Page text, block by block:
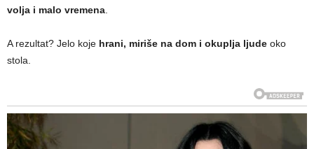
volja i malo vremena
A rezultat? Jelo koje hrani, miriše na dom i okuplja ljude oko
stola.